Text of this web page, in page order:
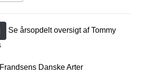
Se årsopdelt oversigt afTommy
Danske Arter